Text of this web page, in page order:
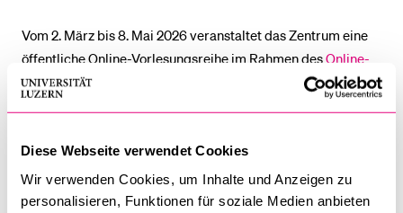
Diese Webseite verwendet Cookies
Wir verwenden Cookies, um Inhalte und Anzeigen zu
personalisieren, Funktionen für soziale Medien anbieten
Vom 2. März bis 8. Mai 2026 veranstaltet das Zentrum eine
öffentliche Online-Vorlesungsreihe im Rahmen desOnline-
Masterstudiengangs «Philosophy, Theology and Religions
. Internationale Forschende aus Europa und
Vorlesungen werden auf Englisch gehalten und finden via
Zoom statt. Teilweise werden diese zusätzlich auf YouTube
übertragen.